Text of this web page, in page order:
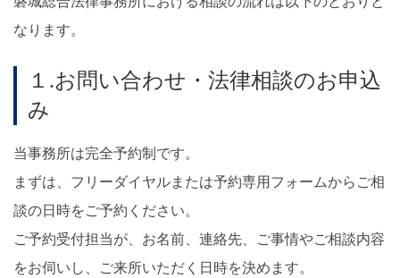
なります。
１.お問い合わせ・法律相談のお申込
み
当事務所は完全予約制です。
まずは、フリーダイヤルまたは予約専用フォームからご相
談の日時をご予約ください。
ご予約受付担当が、お名前、連絡先、ご事情やご相談内容
をお伺いし、ご来所いただく日時を決めます。